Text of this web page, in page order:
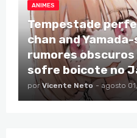
ANIMES
Tempestade
chan and
rumores
sofre boicote no
por Vicente Neto - agosto